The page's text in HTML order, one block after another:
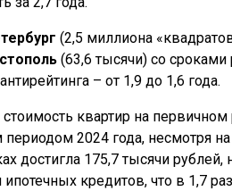
(2,5 миллиона
(63,6 тысячи) со
– от 1,9 до 1,6 года.
квартир на
2024 года, несмотря
достигла 175,7 тысячи
кредитов, что в 1,7